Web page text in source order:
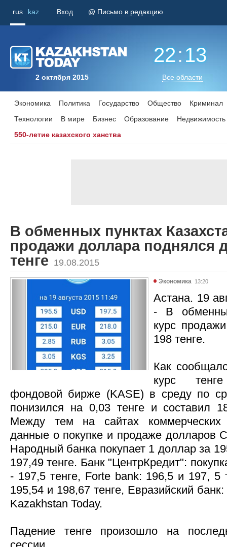
rus kaz Вход @ Письмо в редакцию
2 октября 2015
22: 13
Все области
Экономика Политика Государство Общество
Криминал
Технологии
В мире Бизнес Образование
Недвижимость
550-летие казахского ханства
В обменных пунктах
продажи доллара поднялся
тенге 19.08.2015
Экономика 13:20
Астана. 19
- В
курс
198 тенге.
Как
курс
фондовой бирже (KASE) в среду по
понизился на 0,03 тенге и составил
Между тем на сайтах коммерческих
данные о покупке и продаже долларов
Народный банка покупает 1 доллар за
197,49 тенге. Банк "ЦентрКредит":
- 197,5 тенге, Forte bank: 196,5 и 197, 5
195,54 и 198,67 тенге, Евразийский
Kazakhstan Today.
Падение тенге произошло на